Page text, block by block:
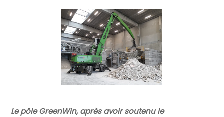
Le pôle GreenWin, après avoir soutenu le